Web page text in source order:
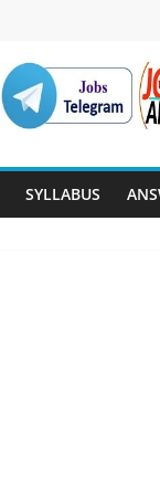
SYLLABUS